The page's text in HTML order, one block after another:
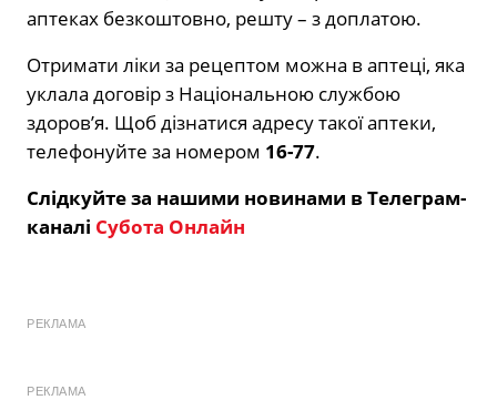
аптеках безкоштовно, решту – з доплатою.
Отримати ліки за рецептом можна в аптеці, яка
уклала договір з Національною службою
здоров’я. Щоб дізнатися адресу такої аптеки,
телефонуйте за номером 16-77.
Слідкуйте за нашими новинами в Телеграм-
каналі Субота Онлайн
РЕКЛАМА
РЕКЛАМА